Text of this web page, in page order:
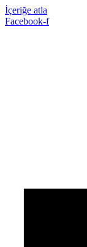
İçeriğe atla
Facebook-f